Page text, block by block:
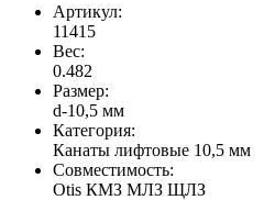
Артикул:
11415
Вес:
0.482
Размер:
d-10,5 мм
Категория:
Канаты лифтовые 10,5 мм
Совместимость:
Otis КМЗ МЛЗ ЩЛЗ